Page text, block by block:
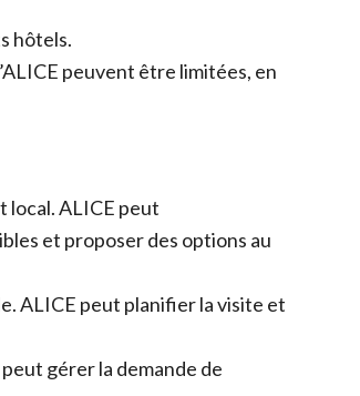
hôtels.
peuvent être limitées, en
local. ALICE peut
et proposer des options au
ALICE peut planifier la visite et
gérer la demande de